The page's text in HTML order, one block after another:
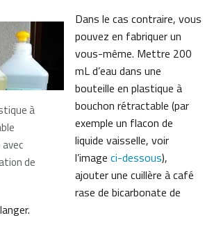
à
de
Dans le cas contraire, vous
pouvez en fabriquer un
vous-même. Mettre 200
mL d’eau dans une
bouteille en plastique à
bouchon rétractable (par
exemple un flacon de
liquide vaisselle, voir
l’image ci-dessous),
ajouter une cuillère à café
rase de bicarbonate de